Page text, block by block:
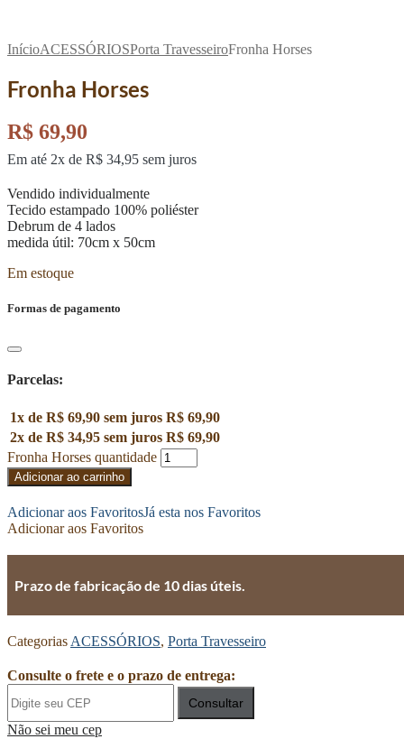
InícioACESSÓRIOSPorta TravesseiroFronha Horses
Fronha Horses
R$ 69,90
Em até 2x de R$ 34,95 sem juros
Vendido individualmente
Tecido estampado 100% poliéster
Debrum de 4 lados
medida útil: 70cm x 50cm
Em estoque
Formas de pagamento
Parcelas:
1x de R$ 69,90 sem juros R$ 69,90
2x de R$ 34,95 sem juros R$ 69,90
Fronha Horses quantidade
Adicionar ao carrinho
Adicionar aos FavoritosJá esta nos Favoritos
Adicionar aos Favoritos
Prazo de fabricação de 10 dias úteis.
Categorias ACESSÓRIOS, Porta Travesseiro
Consulte o frete e o prazo de entrega:
Consultar
Não sei meu cep